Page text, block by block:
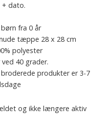
+ dato.
fra 0 år
tæppe 28 x 28 cm
polyester
40 grader.
produkter er 3-7
og ikke længere aktiv